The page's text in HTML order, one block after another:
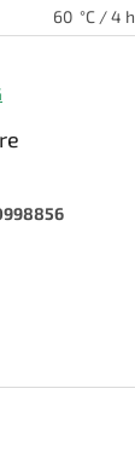
60 °C / 4 h